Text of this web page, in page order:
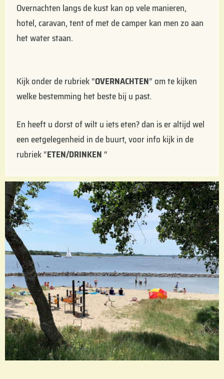
Overnachten langs de kust kan op vele manieren,
hotel, caravan, tent of met de camper kan men zo aan
het water staan.
Kijk onder de rubriek “OVERNACHTEN” om te kijken
welke bestemming het beste bij u past.
En heeft u dorst of wilt u iets eten? dan is er altijd wel
een eetgelegenheid in de buurt, voor info kijk in de
rubriek “ETEN/DRINKEN “